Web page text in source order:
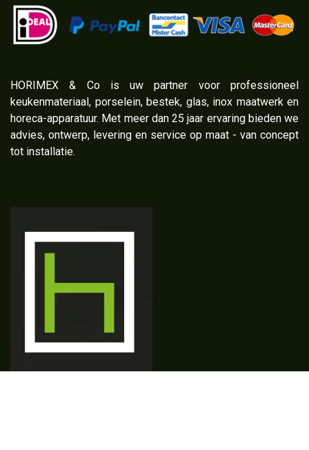
​HORIMEX & Co is uw partner voor professioneel
keukenmateriaal, porselein, bestek, glas, inox maatwerk en
horeca-apparatuur. Met meer dan 25 jaar ervaring bieden we
advies, ontwerp, levering en service op maat - van concept
tot installatie.